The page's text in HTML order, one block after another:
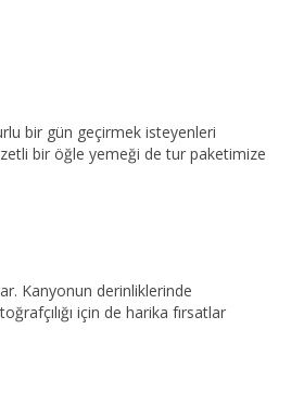
bir gün geçirmek isteyenleri
bir öğle yemeği de tur paketimize
Kanyonun derinliklerinde
için de harika fırsatlar